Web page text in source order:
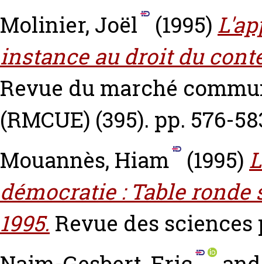
Molinier, Joël
(1995)
instance au droit du
Revue du marché
(RMCUE) (395). pp. 576-
Mouannès, Hiam
(1995)
démocratie : Table
1995. Revue des